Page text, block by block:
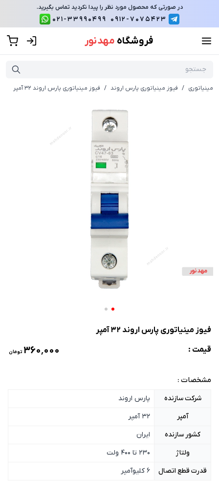
در صورتی که محصول مورد نظر را پیدا نکردید تماس بگیرید.
0912-7075423
021-33990499
فروشگاه مهد نور
مینیاتوری / فیوز مینیاتوری پارس اروند / فیوز مینیاتوری پارس اروند 32 آمپر
فیوز مینیاتوری پارس اروند 32 آمپر
قیمت :
۳۶۰٬۰۰۰ تومان
مشخصات :
شرکت سازنده
پارس اروند
آمپر
32 آمپر
کشور سازنده
ایران
ولتاژ
230 تا 400 ولت
قدرت قطع اتصال
6 کلیوآمپر